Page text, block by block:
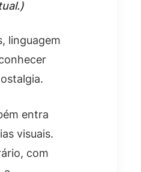
linguagem
entra
visuais.
com